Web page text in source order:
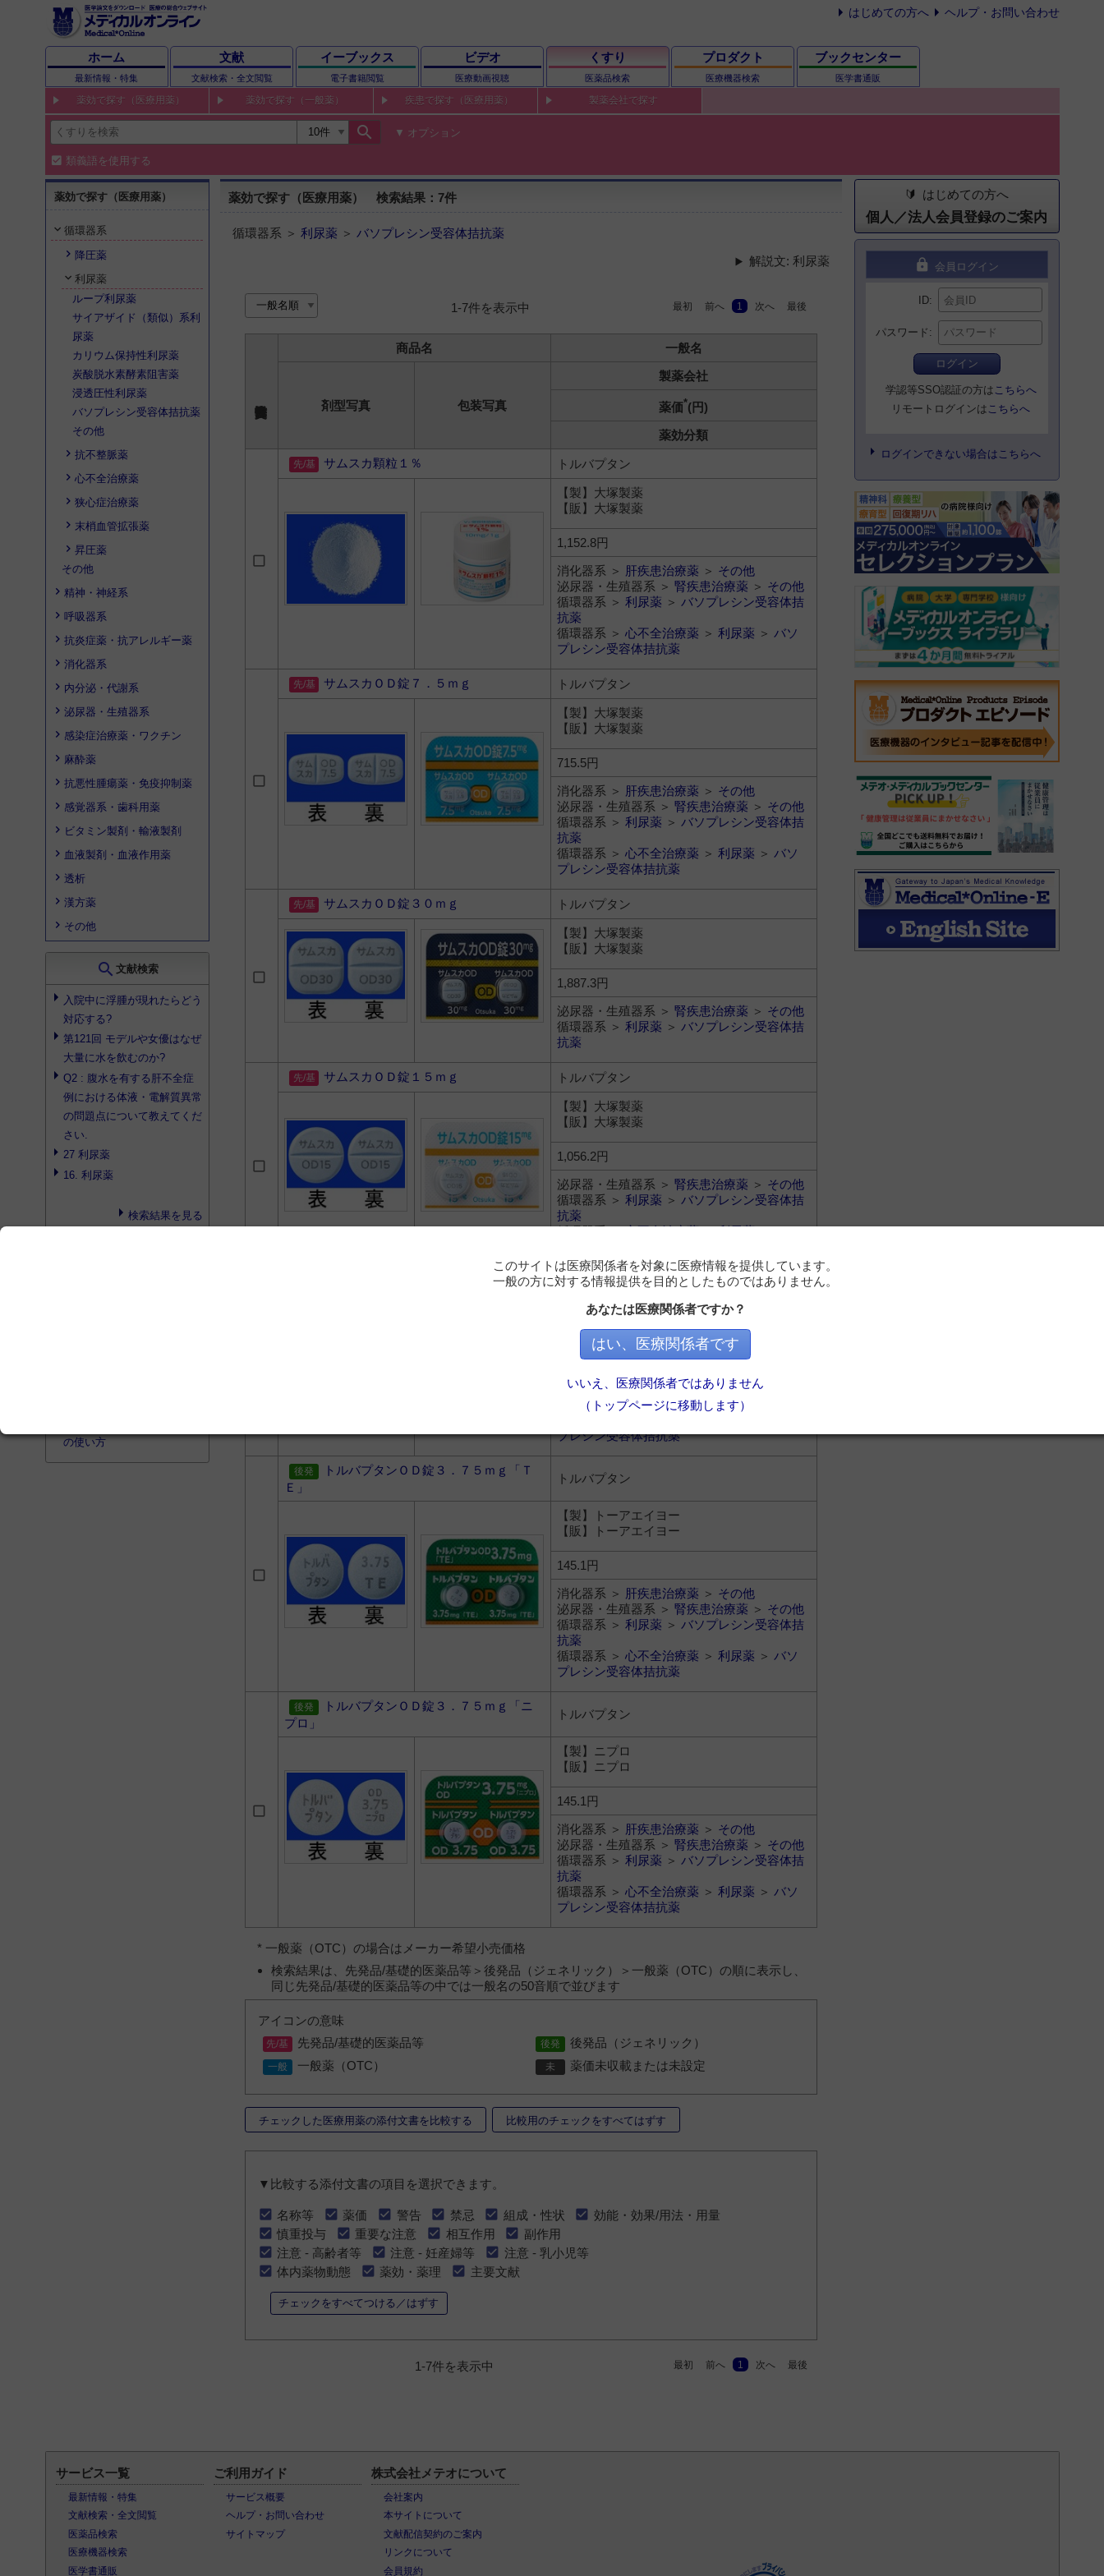
はじめての方へ ヘルプ・お問い合わせ
ホーム
最新情報・特集
文献
文献検索・全文閲覧
イーブックス
電子書籍閲覧
ビデオ
医療動画視聴
くすり
医薬品検索
プロダクト
医療機器検索
ブックセンター
医学書通販
薬効で探す（医療用薬） 薬効で探す（一般薬） 疾患で探す（医療用薬） 製薬会社で探す
search オプション
類義語を使用する
薬効で探す（医療用薬）
循環器系
降圧薬
利尿薬
ループ利尿薬
サイアザイド（類似）系利
尿薬
カリウム保持性利尿薬
炭酸脱水素酵素阻害薬
浸透圧性利尿薬
バソプレシン受容体拮抗薬
その他
抗不整脈薬
心不全治療薬
狭心症治療薬
末梢血管拡張薬
昇圧薬
その他
精神・神経系
呼吸器系
抗炎症薬・抗アレルギー薬
消化器系
内分泌・代謝系
泌尿器・生殖器系
感染症治療薬・ワクチン
麻酔薬
抗悪性腫瘍薬・免疫抑制薬
感覚器系・歯科用薬
ビタミン製剤・輸液製剤
血液製剤・血液作用薬
透析
漢方薬
その他
search 文献検索
入院中に浮腫が現れたらどう
対応する?
第121回 モデルや女優はなぜ
大量に水を飲むのか?
Q2 : 腹水を有する肝不全症
例における体液・電解質異常
の問題点について教えてくだ
さい.
27 利尿薬
16. 利尿薬
検索結果を見る
の使い方
薬効で探す（医療用薬） 検索結果：7件
循環器系 ＞ 利尿薬 ＞ バソプレシン受容体拮抗薬
解説文: 利尿薬
1-7件を表示中 最初 前へ 1 次へ 最後
商品名 一般名
剤型写真 包装写真
製薬会社
薬価*(円)
薬効分類
サムスカ顆粒１％
トルバプタン
【製】大塚製薬
【販】大塚製薬
1,152.8円
消化器系 ＞ 肝疾患治療薬 ＞ その他
泌尿器・生殖器系 ＞ 腎疾患治療薬 ＞ その他
循環器系 ＞ 利尿薬 ＞ バソプレシン受容体拮
抗薬
循環器系 ＞ 心不全治療薬 ＞ 利尿薬 ＞ バソ
プレシン受容体拮抗薬
サムスカＯＤ錠７．５ｍｇ トルバプタン
【製】大塚製薬
【販】大塚製薬
715.5円
消化器系 ＞ 肝疾患治療薬 ＞ その他
泌尿器・生殖器系 ＞ 腎疾患治療薬 ＞ その他
循環器系 ＞ 利尿薬 ＞ バソプレシン受容体拮
抗薬
循環器系 ＞ 心不全治療薬 ＞ 利尿薬 ＞ バソ
プレシン受容体拮抗薬
サムスカＯＤ錠３０ｍｇ トルバプタン
【製】大塚製薬
【販】大塚製薬
1,887.3円
泌尿器・生殖器系 ＞ 腎疾患治療薬 ＞ その他
循環器系 ＞ 利尿薬 ＞ バソプレシン受容体拮
抗薬
サムスカＯＤ錠１５ｍｇ トルバプタン
【製】大塚製薬
【販】大塚製薬
1,056.2円
泌尿器・生殖器系 ＞ 腎疾患治療薬 ＞ その他
循環器系 ＞ 利尿薬 ＞ バソプレシン受容体拮
抗薬
トルバプタンリン酸エステルナトリウム
【製】大塚製薬
【販】大塚製薬
1,148円
循環器系 ＞利尿薬＞ バソプレシン受容体拮
プレシン受容体拮抗薬
トルバプタンＯＤ錠３．７５ｍｇ「Ｔ
Ｅ」
トルバプタン
【製】トーアエイヨー
【販】トーアエイヨー
145.1円
消化器系 ＞ 肝疾患治療薬 ＞ その他
泌尿器・生殖器系 ＞ 腎疾患治療薬 ＞ その他
循環器系 ＞ 利尿薬 ＞ バソプレシン受容体拮
抗薬
循環器系 ＞ 心不全治療薬 ＞ 利尿薬 ＞ バソ
プレシン受容体拮抗薬
トルバプタンＯＤ錠３．７５ｍｇ「ニ
プロ」
トルバプタン
【製】ニプロ
【販】ニプロ
145.1円
消化器系 ＞ 肝疾患治療薬 ＞ その他
泌尿器・生殖器系 ＞ 腎疾患治療薬 ＞ その他
循環器系 ＞ 利尿薬 ＞ バソプレシン受容体拮
抗薬
循環器系 ＞ 心不全治療薬 ＞ 利尿薬 ＞ バソ
プレシン受容体拮抗薬
* 一般薬（OTC）の場合はメーカー希望小売価格
検索結果は、先発品/基礎的医薬品等＞後発品（ジェネリック）＞一般薬（OTC）の順に表示し、
同じ先発品/基礎的医薬品等の中では一般名の50音順で並びます
アイコンの意味
先発品/基礎的医薬品等
後発品（ジェネリック）
一般薬（OTC）
薬価未収載または未設定
チェックした医療用薬の添付文書を比較する 比較用のチェックをすべてはずす
▼比較する添付文書の項目を選択できます。
名称等 薬価 警告 禁忌 組成・性状
効能・効果/用法・用量
慎重投与
重要な注意 相互作用
副作用
注意 - 高齢者等
注意 - 妊産婦等
注意 - 乳小児等
体内薬物動態
薬効・薬理 主要文献
チェックをすべてつける／はずす
1-7件を表示中 最初 前へ 1 次へ 最後
はじめての方へ
個人／法人会員登録のご案内
lock 会員ログイン
ID
パスワード
ログイン
学認等SSO認証の方は こちらへ
リモートログインは こちらへ
ログインできない場合はこちらへ
サービス一覧
最新情報・特集
文献検索・全文閲覧
医薬品検索
医療機器検索
医学書通販
ご利用ガイド
サービス概要
ヘルプ・お問い合わせ
サイトマップ
株式会社メテオについて
会社案内
本サイトについて
文献配信契約のご案内
リンクについて
会員規約
このサイトは医療関係者を対象に医療情報を提供しています。
一般の方に対する情報提供を目的としたものではありません。
あなたは医療関係者ですか？
はい、医療関係者です
いいえ、医療関係者ではありません
（トップページに移動します）